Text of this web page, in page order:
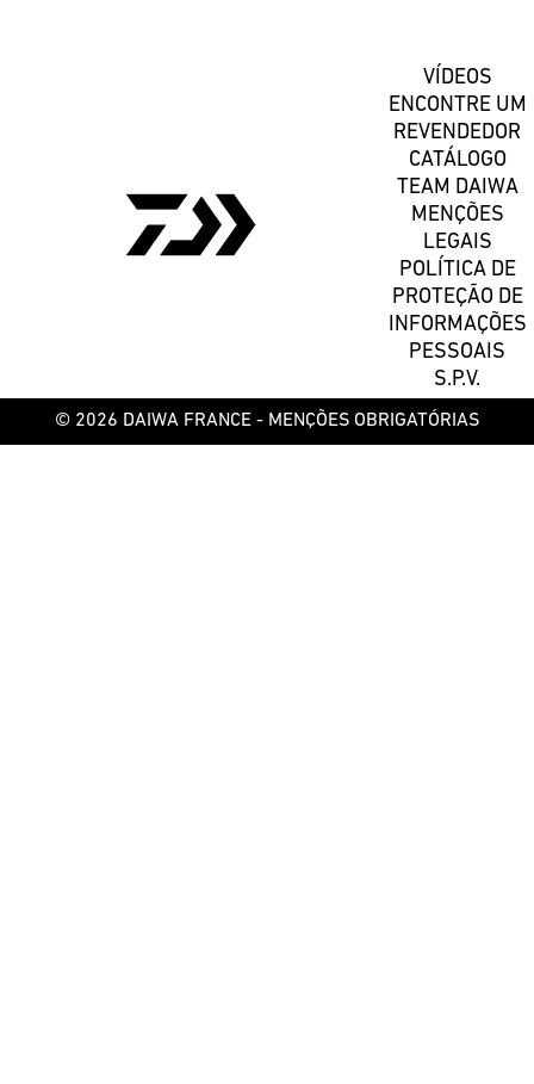
VÍDEOS
ENCONTRE UM
REVENDEDOR
CATÁLOGO
TEAM DAIWA
MENÇÕES
LEGAIS
POLÍTICA DE
PROTEÇÃO DE
INFORMAÇÕES
PESSOAIS
S.P.V.
© 2026 DAIWA FRANCE - MENÇÕES OBRIGATÓRIAS